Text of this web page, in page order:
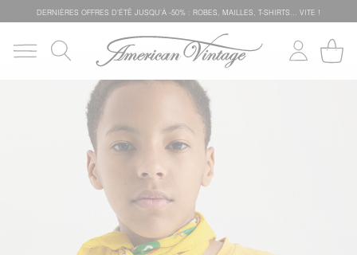
DERNIÈRES OFFRES D'ÉTÊ JUSQU'À -50% : ROBES, MAILLES, T-SHIRTS... VITE !